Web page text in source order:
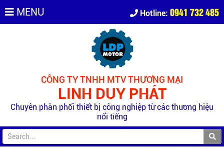
MENU Hotline: 0941 732 485
CÔNG TY TNHH MTV THƯƠNG MẠI
LINH DUY PHÁT
Chuyên phân phối thiết bị công nghiệp từ các thương hiệu
nổi tiếng